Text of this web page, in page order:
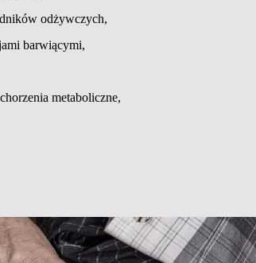
odżywczych,
barwiącymi,
metaboliczne,